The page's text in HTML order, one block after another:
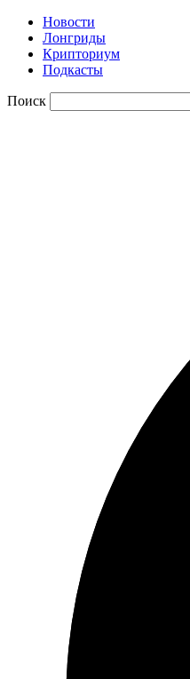
Новости
Лонгриды
Крипториум
Подкасты
Поиск